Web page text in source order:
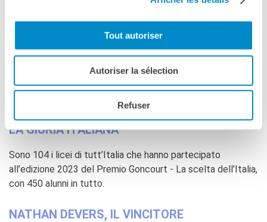
Tout autoriser
Autoriser la sélection
Refuser
dell’Institut français Italia, creata nel 2013, volta a far
scoprire la letteratura contemporanea ai giovani, in
collaborazione con la famosa Académie Goncourt. Il premio
è organizzato dall’Institut Français Italia e
LA GIURIA ITALIANA
Sono 104 i licei di tutt’Italia che hanno partecipato
all’edizione 2023 del Premio Goncourt - La scelta dell’Italia,
con 450 alunni in tutto.
NATHAN DEVERS, IL VINCITORE